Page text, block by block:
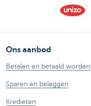
Ons aanbod
Betalen en betaald worden
Sparen en beleggen
Kredieten